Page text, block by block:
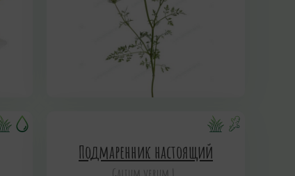
Подмаренник настоящий